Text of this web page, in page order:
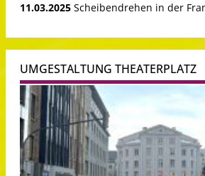
11.03.2025 Scheibendrehen in der
UMGESTALTUNG THEATERPLATZ